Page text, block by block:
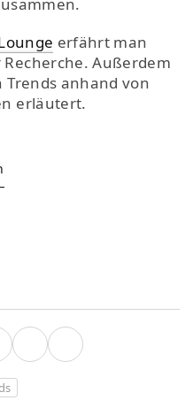
erfährt man
Außerdem
anhand von
erläutert.